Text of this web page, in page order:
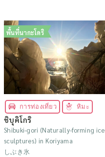
พื้นที่นากะโดริ
การท่องเที่ยว หิมะ
ชิบุคิโกริ
Shibuki-gori (Naturally-forming ice
sculptures) in Koriyama
しぶき氷